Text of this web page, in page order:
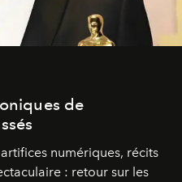
de
numériques, récits
: retour sur les